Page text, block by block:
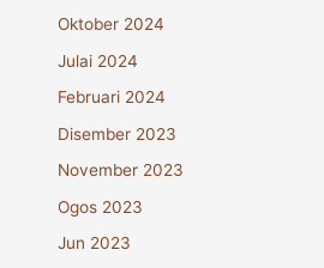
Oktober 2024
Julai 2024
Februari 2024
Disember 2023
November 2023
Ogos 2023
Jun 2023